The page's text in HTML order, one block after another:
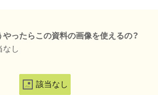
やったらこの資料の画像を使えるの？
なし
該当なし